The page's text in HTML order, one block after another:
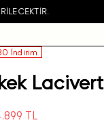
İndirim
TL